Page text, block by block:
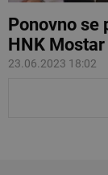
Ponovno se
HNK Mostar
23.06.2023 18:02